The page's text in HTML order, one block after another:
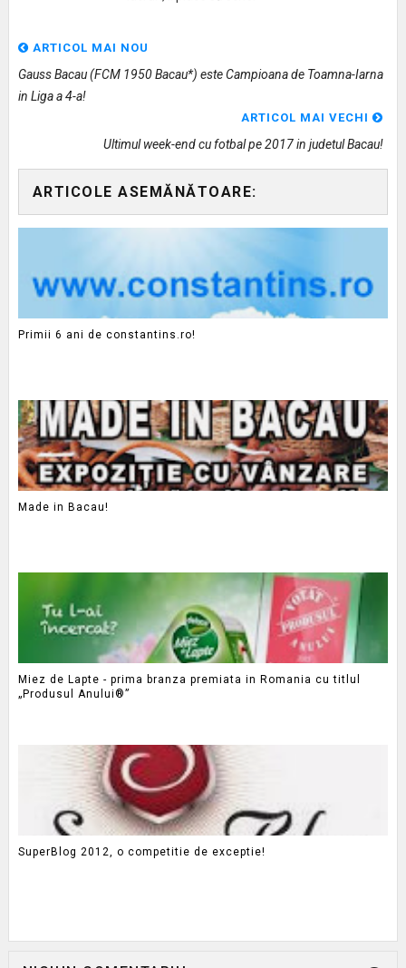
ARTICOL MAI NOU
Gauss Bacau (FCM 1950 Bacau*) este Campioana de Toamna-Iarna
in Liga a 4-a!
ARTICOL MAI VECHI
Ultimul week-end cu fotbal pe 2017 in judetul Bacau!
ARTICOLE ASEMĂNĂTOARE:
Primii 6 ani de constantins.ro!
Made in Bacau!
Miez de Lapte - prima branza premiata in Romania cu titlul
„Produsul Anului®”
SuperBlog 2012, o competitie de exceptie!